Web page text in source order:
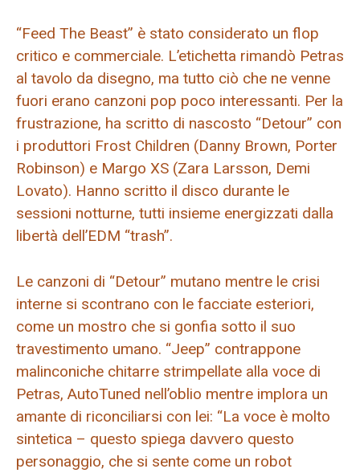
“Feed The Beast” è stato considerato un flop
critico e commerciale. L’etichetta rimandò Petras
al tavolo da disegno, ma tutto ciò che ne venne
fuori erano canzoni pop poco interessanti. Per la
frustrazione, ha scritto di nascosto “Detour” con
i produttori Frost Children (Danny Brown, Porter
Robinson) e Margo XS (Zara Larsson, Demi
Lovato). Hanno scritto il disco durante le
sessioni notturne, tutti insieme energizzati dalla
libertà dell’EDM “trash”.
Le canzoni di “Detour” mutano mentre le crisi
interne si scontrano con le facciate esteriori,
come un mostro che si gonfia sotto il suo
travestimento umano. “Jeep” contrappone
malinconiche chitarre strimpellate alla voce di
Petras, AutoTuned nell’oblio mentre implora un
amante di riconciliarsi con lei: “La voce è molto
sintetica – questo spiega davvero questo
personaggio, che si sente come un robot